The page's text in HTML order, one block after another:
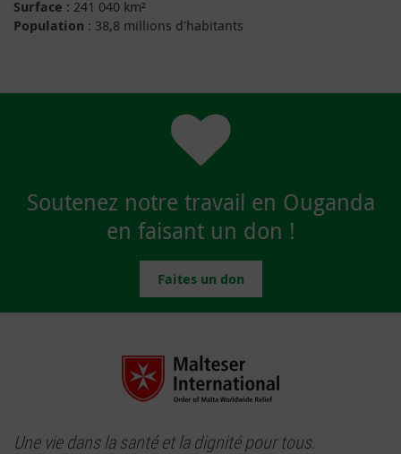
Surface : 241 040 km²
Population : 38,8 millions d'habitants
Soutenez notre travail en Ouganda
en faisant un don !
Faites un don
Une vie dans la santé et la dignité pour tous.